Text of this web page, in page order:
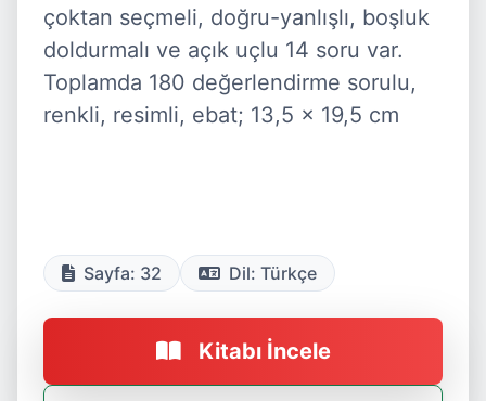
çoktan seçmeli, doğru-yanlışlı, boşluk
doldurmalı ve açık uçlu 14 soru var.
Toplamda 180 değerlendirme sorulu,
renkli, resimli, ebat; 13,5 x 19,5 cm
Sayfa: 32 Dil: Türkçe
Kitabı İncele